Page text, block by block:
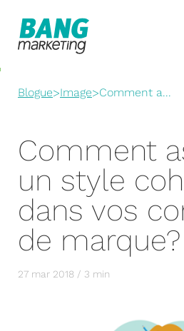
Blogue>Image>Comment a...
Comment
un style
dans vos
de marque?
27 mar 2018 / 3 min